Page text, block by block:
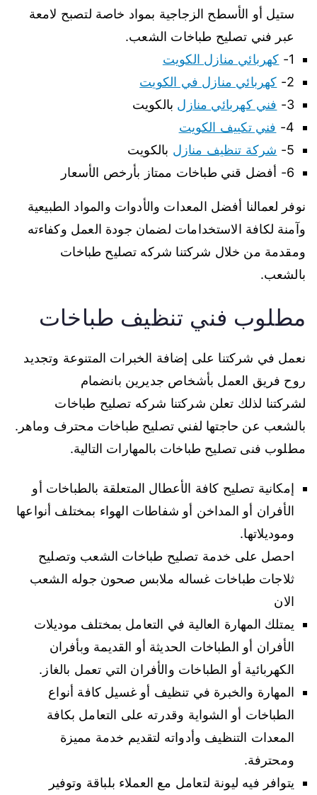
ستيل أو الأسطح الزجاجية بمواد خاصة لتصبح لامعة
عبر فني تصليح طباخات الشعب.
1-
كهربائي منازل الكويت
2-
كهربائي منازل في الكويت
3-
فني كهربائي منازل بالكويت
4-
فني تكييف الكويت
5-
شركة تنظيف منازل بالكويت
6- أفضل قني طباخات ممتاز بأرخص الأسعار
نوفر لعمالنا أفضل المعدات والأدوات والمواد الطبيعية
وآمنة لكافة الاستخدامات لضمان جودة العمل وكفاءته
ومقدمة من خلال شركتنا شركه تصليح طباخات
بالشعب.
مطلوب فني تنظيف طباخات
نعمل في شركتنا على إضافة الخبرات المتنوعة وتجديد
روح فريق العمل بأشخاص جديرين بانضمام
لشركتنا لذلك تعلن شركتنا شركه تصليح طباخات
بالشعب عن حاجتها لفني تصليح طباخات محترف وماهر.
مطلوب فنى تصليح طباخات بالمهارات التالية.
إمكانية تصليح كافة الأعطال المتعلقة بالطباخات أو
الأفران أو المداخن أو شفاطات الهواء بمختلف أنواعها
وموديلاتها.
احصل على خدمة تصليح طباخات الشعب وتصليح
ثلاجات طباخات غساله ملابس صحون جوله الشعب
الان
يمتلك المهارة العالية في التعامل بمختلف موديلات
الأفران أو الطباخات الحديثة أو القديمة وبأفران
الكهربائية أو الطباخات والأفران التي تعمل بالغاز.
المهارة والخبرة في تنظيف أو غسيل كافة أنواع
الطباخات أو الشواية وقدرته على التعامل بكافة
المعدات التنظيف وأدواته لتقديم خدمة مميزة
ومحترفة.
يتوافر فيه ليونة لتعامل مع العملاء بلباقة وتوفير